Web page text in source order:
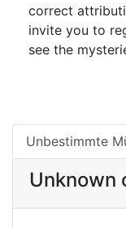
correct
invite you to
see the
Unbestimmte
Unknown